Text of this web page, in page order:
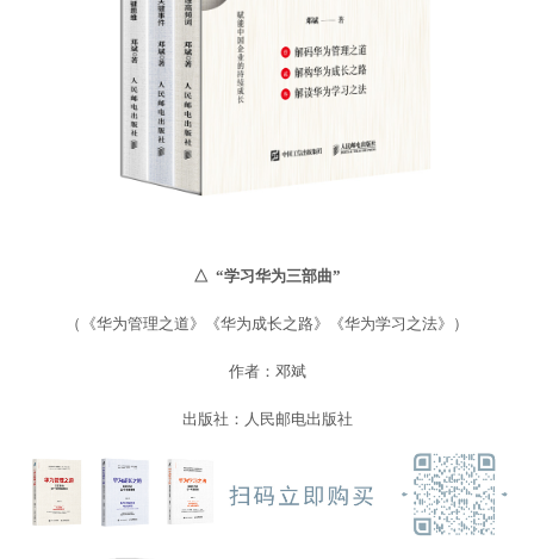
△ “学习华为三部曲”
（《华为管理之道》《华为成长之路》《华为学习之法》）
作者：邓斌
出版社：人民邮电出版社